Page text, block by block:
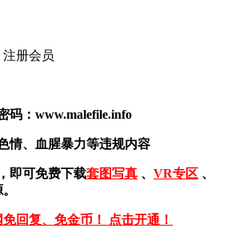
册会员
码：www.malefile.info
情、血腥暴力等违规内容
即可免费下载套图写真 、 VR专区 、
回复、免金币！ 点击开通！